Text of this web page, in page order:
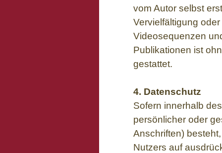
vom Autor selbst
Vervielfältigung
Videosequenzen
Publikationen ist
gestattet.
4. Datenschutz
Sofern innerhalb
persönlicher oder
Anschriften)
Nutzers auf